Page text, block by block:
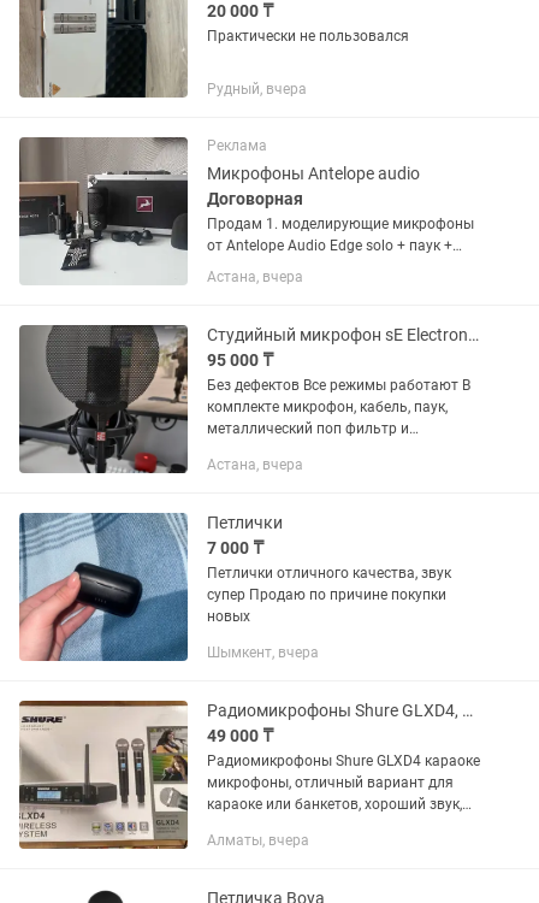
20 000 ₸
Практически не пользовался
Рудный, вчера
Реклама
Микрофоны Antelope audio
Договорная
Продам 1. моделирующие микрофоны
от Antelope Audio Edge solo + паук +
ветрозащита Edge note +держатель
2.Микрофонный активатор TritonAudio
себя, не...
Астана, вчера
Студийный микрофон sE Electronics X1 S
95 000 ₸
Без дефектов Все режимы работают В
комплекте микрофон, кабель, паук,
металлический поп фильтр и
Цена за всё 95.000 тг Если по
Астана, вчера
Петлички
7 000 ₸
Петлички отличного качества, звук
супер Продаю по причине покупки
новых
Шымкент, вчера
Радиомикрофоны Shure GLXD4, караоке микрофоны
49 000 ₸
Радиомикрофоны Shure GLXD4 караоке
микрофоны, отличный вариант для
караоке или банкетов, хороший звук,
батарейках
Алматы, вчера
Петличка Boya